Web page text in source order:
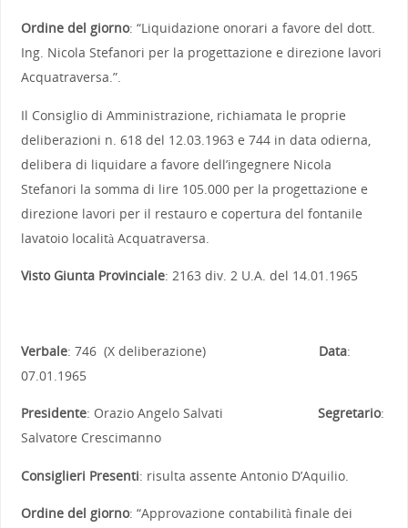
Ordine del giorno: “Liquidazione onorari a favore del dott.
Ing. Nicola Stefanori per la progettazione e direzione lavori
Acquatraversa.”.
Il Consiglio di Amministrazione, richiamata le proprie
deliberazioni n. 618 del 12.03.1963 e 744 in data odierna,
delibera di liquidare a favore dell’ingegnere Nicola
Stefanori la somma di lire 105.000 per la progettazione e
direzione lavori per il restauro e copertura del fontanile
lavatoio località Acquatraversa.
Visto Giunta Provinciale: 2163 div. 2 U.A. del 14.01.1965
Verbale: 746 (X deliberazione) Data:
07.01.1965
Presidente: Orazio Angelo Salvati Segretario:
Salvatore Crescimanno
Consiglieri Presenti: risulta assente Antonio D’Aquilio.
Ordine del giorno: “Approvazione contabilità finale dei